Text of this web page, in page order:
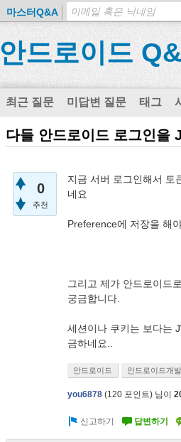
마스터Q&A
안드로이드
최근 질문 미답변 질문 태그
다들 안드로이드 로그인을
0
추천
지금 서버 로그인해서 토
네요
Preference에 저장을 해
그리고 제가 안드로이드
궁금합니다.
세션이나 쿠키는 보다는
금하네요..
안드로이드 안드로이드개발
you6878 (120 포인트) 님이